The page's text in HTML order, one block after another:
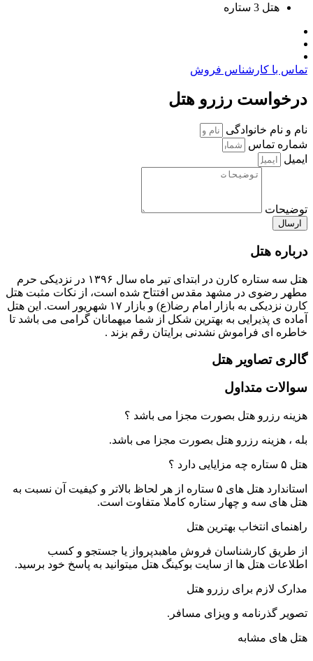
هتل 3 ستاره
تماس با کارشناس فروش
درخواست رزرو هتل
نام و نام خانوادگی
شماره تماس
ایمیل
توضیحات
ارسال
درباره هتل
هتل سه ستاره کارن در ابتدای تیر ماه سال ۱۳۹۶ در نزدیکی حرم
مطهر رضوی در مشهد مقدس افتتاح شده است، از نکات مثبت هتل
کارن نزدیکی به بازار امام رضا(ع) و بازار ۱۷ شهریور است. این هتل
آماده ی پذیرایی به بهترین شکل از شما میهمانان گرامی می باشد تا
خاطره ای فراموش نشدنی برایتان رقم بزند .
گالری تصاویر هتل
سوالات متداول
هزینه رزرو هتل بصورت مجزا می باشد ؟
بله ، هزینه رزرو هتل بصورت مجزا می باشد.
هتل ۵ ستاره چه مزایایی دارد ؟
استاندارد هتل های ۵ ستاره از هر لحاظ بالاتر و کیفیت آن نسبت به
هتل های سه و چهار ستاره کاملا متفاوت است.
راهنمای انتخاب بهترین هتل
از طریق کارشناسان فروش ماهبدپرواز یا جستجو و کسب
اطلاعات هتل ها از سایت بوکینگ هتل میتوانید به پاسخ خود برسید.
مدارک لازم برای رزرو هتل
تصویر گذرنامه و ویزای مسافر.
هتل های مشابه